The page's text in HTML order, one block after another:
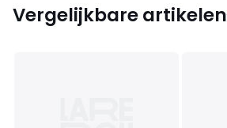
Vergelijkbare artikelen